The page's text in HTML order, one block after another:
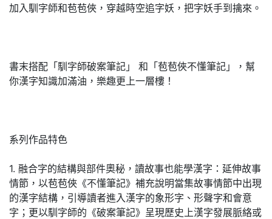
加入馴字師和苞苞俠，穿越時空追字妖，把字妖手到擒來。
書末搭配「馴字師破案筆記」 和「苞苞俠不懂筆記」，幫
你漢字知識加滿油，樂趣更上一層樓！
系列作品特色
1. 融合字的結構與部件奧秘，讀故事也能學漢字：延伸故事
情節，以苞苞俠《不懂筆記》補充說明當集故事情節中出現
的漢字結構，引導讀者進入漢字的象形字、形聲字和會意
字；更以馴字師的《破案筆記》呈現歷史上漢字發展脈絡或